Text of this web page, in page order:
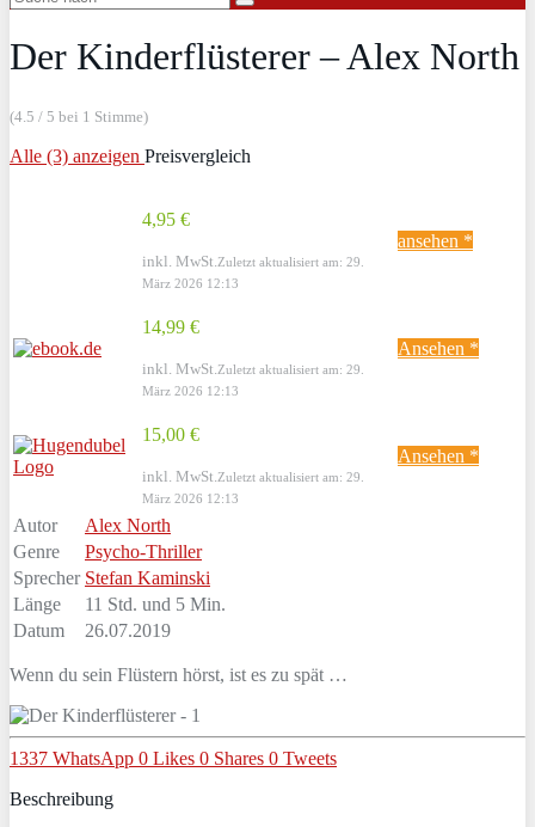
Der Kinderflüsterer – Alex North
(4.5 / 5 bei 1 Stimme)
Alle (3) anzeigen Preisvergleich
4,95 €
inkl. MwSt. Zuletzt aktualisiert am: 29.
März 2026 12:13
ansehen *
14,99 €
inkl. MwSt. Zuletzt aktualisiert am: 29.
März 2026 12:13
Ansehen *
15,00 €
inkl. MwSt. Zuletzt aktualisiert am: 29.
März 2026 12:13
Ansehen *
Autor
Alex North
Genre
Psycho-Thriller
Sprecher Stefan Kaminski
Länge
11 Std. und 5 Min.
Datum
26.07.2019
Wenn du sein Flüstern hörst, ist es zu spät …
1337 WhatsApp 0 Likes 0 Shares 0 Tweets
Beschreibung